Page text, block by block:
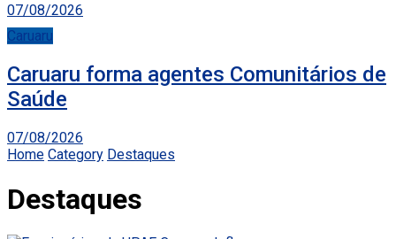
07/08/2026
Caruaru
Caruaru forma agentes Comunitários de
Saúde
07/08/2026
Home Category Destaques
Destaques